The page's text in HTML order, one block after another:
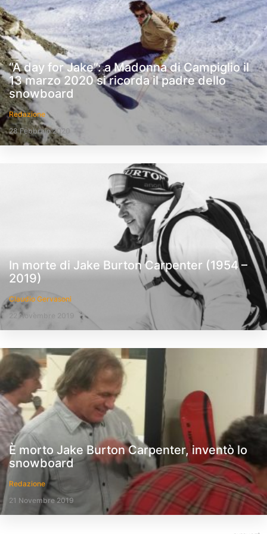
“A day for Jake”: a Madonna di Campiglio il
13 marzo 2020 si ricorda il padre dello
snowboard
Redazione
28 Febbraio 2020
In morte di Jake Burton Carpenter (1954 –
2019)
Claudio Gervasoni
22 Novembre 2019
È morto Jake Burton Carpenter, inventò lo
snowboard
Redazione
21 Novembre 2019